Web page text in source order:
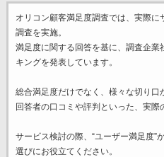
オリコン顧客満足度調査では、実際に
調査を実施。
満足度に関する回答を基に、調査企業
キングを発表しています。
総合満足度だけでなく、様々な切り口
回答者の口コミや評判といった、実際
サービス検討の際、“ユーザー満足度”
選びにお役立てください。